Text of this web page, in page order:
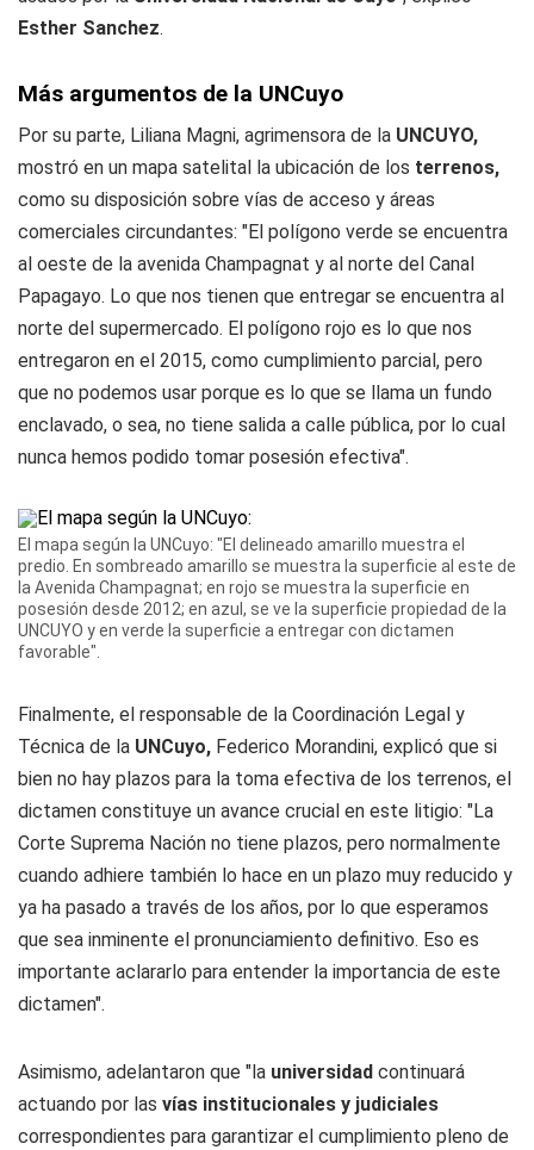
Esther Sanchez.
Más argumentos de la UNCuyo
Por su parte, Liliana Magni, agrimensora de la UNCUYO,
mostró en un mapa satelital la ubicación de los terrenos,
como su disposición sobre vías de acceso y áreas
comerciales circundantes: "El polígono verde se encuentra
al oeste de la avenida Champagnat y al norte del Canal
Papagayo. Lo que nos tienen que entregar se encuentra al
norte del supermercado. El polígono rojo es lo que nos
entregaron en el 2015, como cumplimiento parcial, pero
que no podemos usar porque es lo que se llama un fundo
enclavado, o sea, no tiene salida a calle pública, por lo cual
nunca hemos podido tomar posesión efectiva".
El mapa según la UNCuyo: "El delineado amarillo muestra el
predio. En sombreado amarillo se muestra la superficie al este de
la Avenida Champagnat; en rojo se muestra la superficie en
posesión desde 2012; en azul, se ve la superficie propiedad de la
UNCUYO y en verde la superficie a entregar con dictamen
favorable".
Finalmente, el responsable de la Coordinación Legal y
Técnica de la UNCuyo, Federico Morandini, explicó que si
bien no hay plazos para la toma efectiva de los terrenos, el
dictamen constituye un avance crucial en este litigio: "La
Corte Suprema Nación no tiene plazos, pero normalmente
cuando adhiere también lo hace en un plazo muy reducido y
ya ha pasado a través de los años, por lo que esperamos
que sea inminente el pronunciamiento definitivo. Eso es
importante aclararlo para entender la importancia de este
dictamen".
Asimismo, adelantaron que "la universidad continuará
actuando por las vías institucionales y judiciales
correspondientes para garantizar el cumplimiento pleno de